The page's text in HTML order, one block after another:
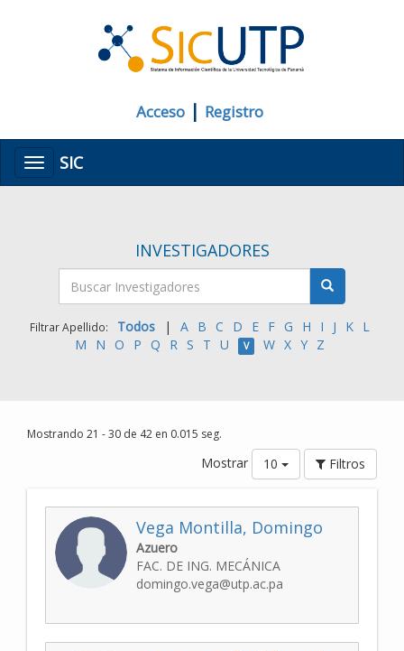
Acceso | Registro
MenúSIC
INVESTIGADORES
Filtrar Apellido: Todos | A B C D E F G H I J K L
M
N O P Q R S T U V W X Y Z
Mostrando 21 - 30 de 42 en 0.015 seg.
Mostrar 10 Filtros
Vega Montilla, Domingo
Azuero
FAC. DE ING. MECÁNICA
domingo.vega@utp.ac.pa